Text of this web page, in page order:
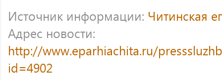
Источник информации: Читинская
Адрес новости:
http://www.eparhiachita.ru/
id=4902